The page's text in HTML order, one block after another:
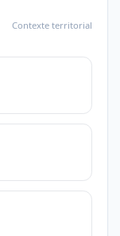
Contexte territorial